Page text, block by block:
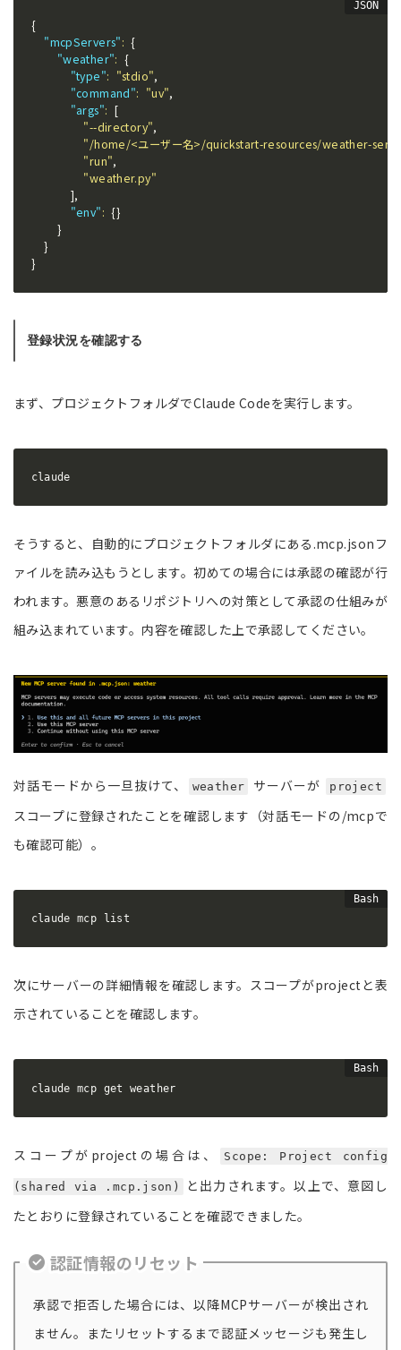
{
"mcpServers": {
"weather": {
"type": "stdio",
"command": "uv",
"args": [
"--directory",
"/home/<ユーザー名>/quickstart-resources/weather-
"run",
"weather.py"
],
"env": {}
}
}
}
登録状況を確認する
まず、プロジェクトフォルダでClaude Codeを実行します。
claude
そうすると、自動的にプロジェクトフォルダにある.mcp.jsonフ
ァイルを読み込もうとします。初めての場合には承認の確認が行
われます。悪意のあるリポジトリへの対策として承認の仕組みが
組み込まれています。内容を確認した上で承認してください。
対話モードから一旦抜けて、 weather サーバーが project
スコープに登録されたことを確認します（対話モードの/mcpで
も確認可能）。
claude mcp list
次にサーバーの詳細情報を確認します。スコープがprojectと表
示されていることを確認します。
claude mcp get weather
スコープがprojectの場合は、 Scope: Project config
(shared via .mcp.json)
と出力されます。以上で、意図し
たとおりに登録されていることを確認できました。
認証情報のリセット
承認で拒否した場合には、以降MCPサーバーが検出され
ません。またリセットするまで認証メッセージも発生し